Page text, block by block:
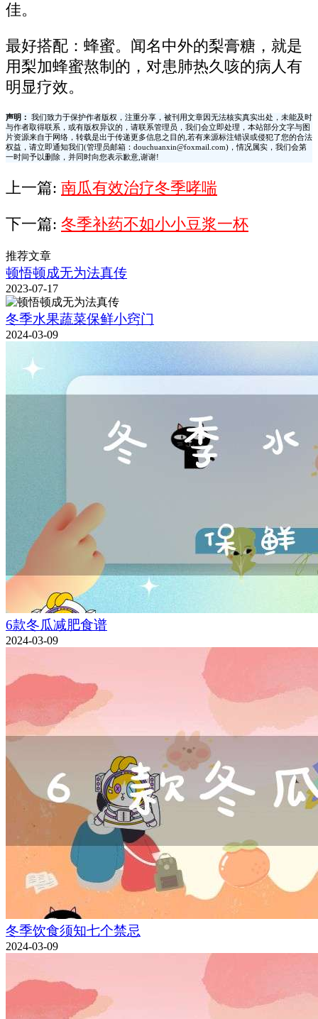
佳。
最好搭配：蜂蜜。闻名中外的梨膏糖，就是
用梨加蜂蜜熬制的，对患肺热久咳的病人有
明显疗效。
声明：
我们致力于保护作者版权，注重分享，被刊用文章因无法核实真实出处，未能及时
与作者取得联系，或有版权异议的，请联系管理员，我们会立即处理，本站部分文字与图
片资源来自于网络，转载是出于传递更多信息之目的,若有来源标注错误或侵犯了您的合法
权益，请立即通知我们(管理员邮箱：douchuanxin@foxmail.com)，情况属实，我们会第
一时间予以删除，并同时向您表示歉意,谢谢!
上一篇: 南瓜有效治疗冬季哮喘
下一篇: 冬季补药不如小小豆浆一杯
推荐文章
顿悟顿成无为法真传
2023-07-17
冬季水果蔬菜保鲜小窍门
2024-03-09
6款冬瓜减肥食谱
2024-03-09
冬季饮食须知七个禁忌
2024-03-09